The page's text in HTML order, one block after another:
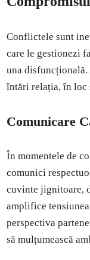
Conflictele sunt
care le gestionezi
una disfuncțională.
întări relația, în loc
Comunicare
În momentele de
comunici
cuvinte jignitoare,
amplifice
perspectiva
să mulțumească